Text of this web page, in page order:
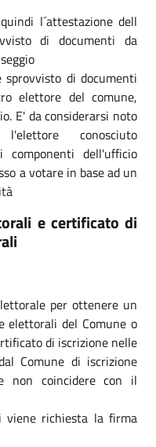
l´attestazione dell
di documenti da
sprovvisto di documenti
elettore del comune,
E' da considerarsi noto
conosciuto
componenti dell'ufficio
a votare in base ad un
e certificato di
per ottenere un
elettorali del Comune o
di iscrizione nelle
Comune di iscrizione
non coincidere con il
viene richiesta la firma